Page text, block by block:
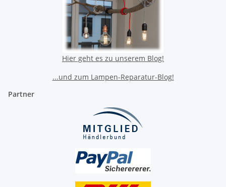
Hier geht es zu unserem Blog!
...und zum Lampen-Reparatur-Blog!
Partner